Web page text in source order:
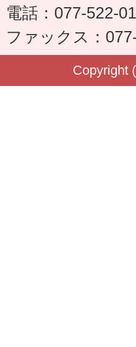
電話：077-522-
ファックス：
Copyright